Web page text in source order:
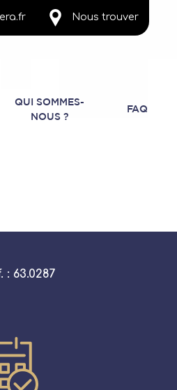
Nous trouver
QUI SOMMES-
NOUS ?
FAQ
: 63.0287